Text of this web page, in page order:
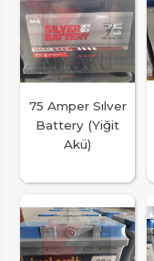
75 Amper Sılver
Battery (Yiğit
Akü)